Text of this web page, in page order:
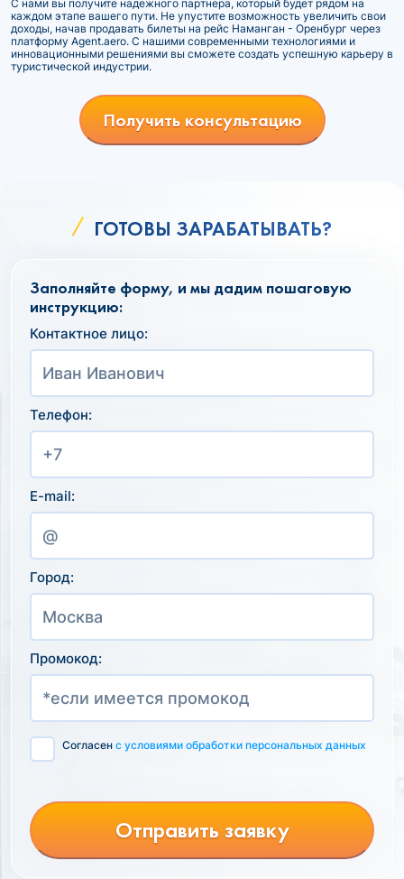
С нами вы получите надежного партнера, который будет рядом на
каждом этапе вашего пути. Не упустите возможность увеличить свои
доходы, начав продавать билеты на рейс Наманган - Оренбург через
платформу Agent.aero. С нашими современными технологиями и
инновационными решениями вы сможете создать успешную карьеру в
туристической индустрии.
Получить консультацию
ГОТОВЫ ЗАРАБАТЫВАТЬ?
Заполняйте форму, и мы дадим пошаговую
инструкцию:
Контактное лицо:
Телефон:
E-mail:
Город:
Промокод:
Согласен с условиями обработки персональных данных
Отправить заявку